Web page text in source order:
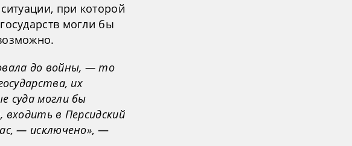
при которой
могли бы
до войны, — то
их
суда могли бы
входить в Персидский
— исключено», —